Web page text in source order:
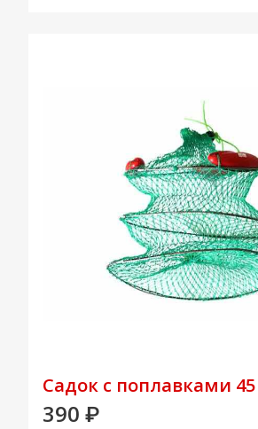
Садок с поплавками 45
390 ₽